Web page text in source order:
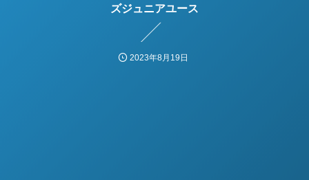
ズジュニアユース
2023年8月19日